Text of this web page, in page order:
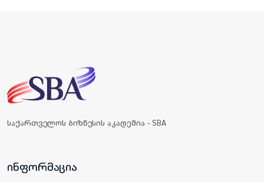
საქართველოს ბიზნესის აკადემია - SBA
ინფორმაცია